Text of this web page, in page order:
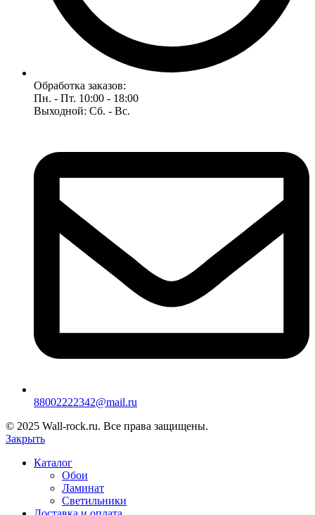
Обработка заказов:
Пн. - Пт. 10:00 - 18:00
Выходной: Сб. - Вс.
88002222342@mail.ru
© 2025 Wall-rock.ru. Все права защищены.
Закрыть
Каталог
Обои
Ламинат
Светильники